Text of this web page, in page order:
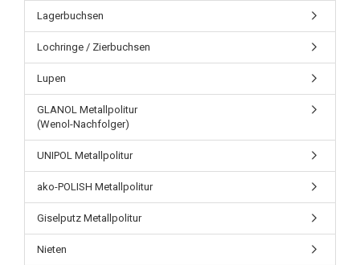
Lagerbuchsen
Lochringe / Zierbuchsen
Lupen
GLANOL Metallpolitur
(Wenol-Nachfolger)
UNIPOL Metallpolitur
ako-POLISH Metallpolitur
Giselputz Metallpolitur
Nieten